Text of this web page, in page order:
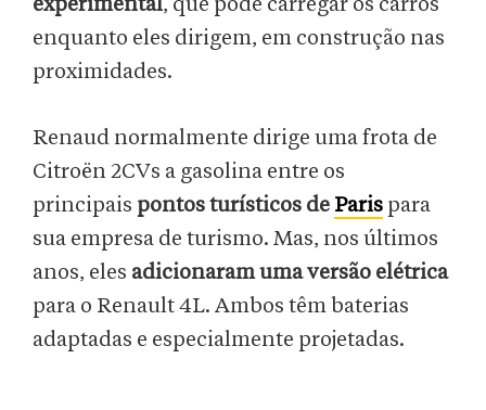
experimental, que pode carregar os carros
enquanto eles dirigem, em construção nas
proximidades.
Renaud normalmente dirige uma frota de
Citroën 2CVs a gasolina entre os
principais pontos turísticos de Paris para
sua empresa de turismo. Mas, nos últimos
anos, eles adicionaram uma versão elétrica
para o Renault 4L. Ambos têm baterias
adaptadas e especialmente projetadas.